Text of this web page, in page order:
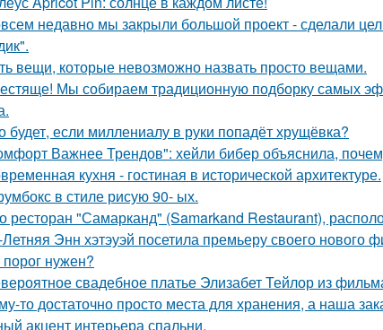
недавно мы закрыли большой проект - сделали
вещи, которые невозможно назвать просто вещами.
Мы собираем традиционную подборку самых
будет, если миллениалу в руки попадёт хрущёвка?
Важнее Трендов": хейли бибер объяснила,
кухня - гостиная в исторической архитектуре.
в стиле рисую 90- ых.
ресторан "Самарканд" (Samarkand Restaurant),
Энн хэтэуэй посетила премьеру своего
нужен?
свадебное платье Элизабет Тейлор из
то достаточно просто места для хранения, а наша
акцент интерьера спальни.